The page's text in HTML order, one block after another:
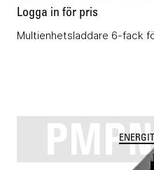
Logga in för pris
Multienhetsladdare 6-fack